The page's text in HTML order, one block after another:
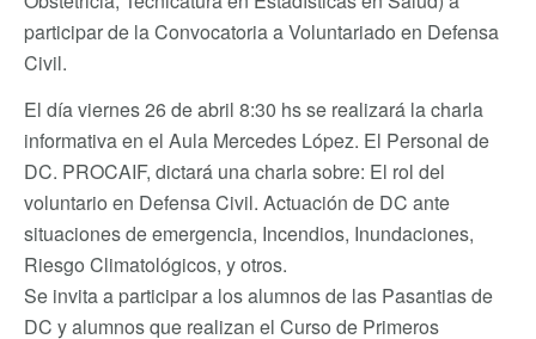
participar de la Convocatoria a Voluntariado en Defensa
Civil.
El día viernes 26 de abril 8:30 hs se realizará la charla
informativa en el Aula Mercedes López. El Personal de
DC. PROCAIF, dictará una charla sobre: El rol del
voluntario en Defensa Civil. Actuación de DC ante
situaciones de emergencia, Incendios, Inundaciones,
Riesgo Climatológicos, y otros.
Se invita a participar a los alumnos de las Pasantias de
DC y alumnos que realizan el Curso de Primeros